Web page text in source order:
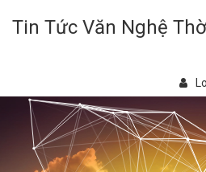
Tin Tức Văn Nghệ